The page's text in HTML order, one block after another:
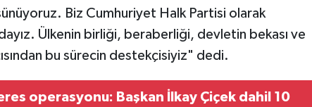
Biz Cumhuriyet Halk Partisi olarak
Ülkenin birliği, beraberliği, devletin bekası ve
bu sürecin destekçisiyiz" dedi.
operasyonu: Başkan İlkay Çiçek dahil 10